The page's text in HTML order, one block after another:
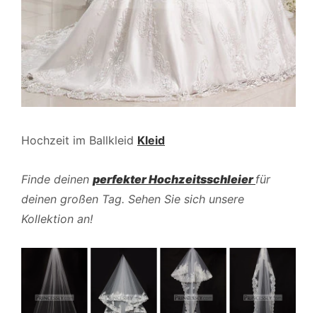
Hochzeit im Ballkleid Kleid
Finde deinen perfekter Hochzeitsschleierfür
deinen großen Tag. Sehen Sie sich unsere
Kollektion an!